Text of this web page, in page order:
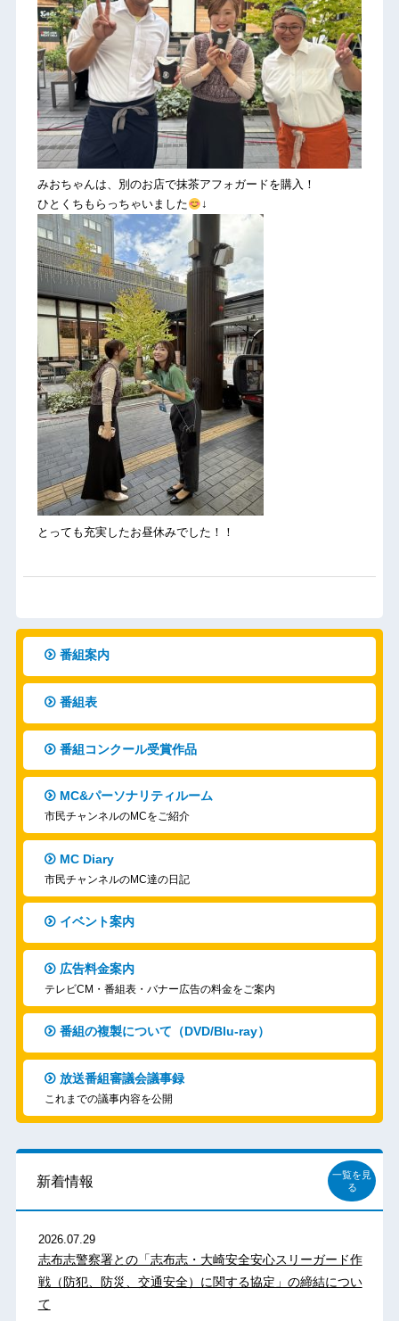
みおちゃんは、別のお店で抹茶アフォガードを購入！
ひとくちもらっちゃいました
↓
とっても充実したお昼休みでした！！
番組案内
番組表
番組コンクール受賞作品
MC&パーソナリティルーム
市民チャンネルのMCをご紹介
MC Diary
市民チャンネルのMC達の日記
イベント案内
広告料金案内
テレビCM・番組表・バナー広告の料金をご案内
番組の複製について（DVD/Blu-ray）
放送番組審議会議事録
これまでの議事内容を公開
新着情報
一覧を見
る
2026.07.29
志布志警察署との「志布志・大崎安全安心スリーガード作
戦（防犯、防災、交通安全）に関する協定」の締結につい
て